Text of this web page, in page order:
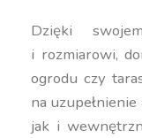
Dzięki
i rozmiarowi,
ogrodu czy
na
jak i